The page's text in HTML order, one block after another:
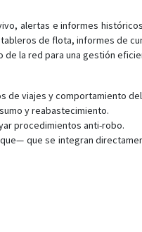
VT150
VT150-L
VT200-L
VT202
VT206
alertas e informes
de flota, informes de
la red para una gestión
de viajes y comportamiento
y reabastecimiento.
procedimientos anti-robo.
que se integran